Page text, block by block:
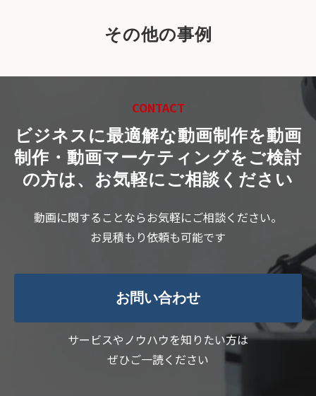
その他の事例
CONTACT
ビジネスに最適解な動画制作を動画
制作・動画マーケティングをご検討
の方は、お気軽にご相談ください
動画に関することならお気軽にご相談ください。
お見積もり依頼も可能です
お問い合わせ
サービスやノウハウを知りたい方は
ぜひご一読ください